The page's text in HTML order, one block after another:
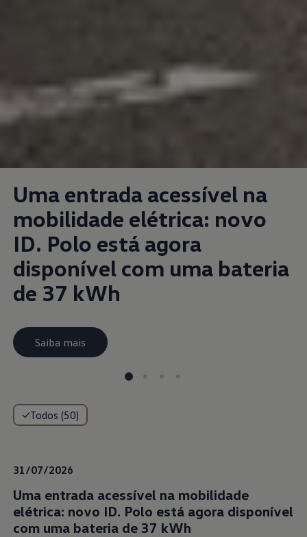
Uma entrada acessível na
mobilidade elétrica: novo
ID. Polo está agora
disponível com uma bateria
de 37 kWh
Saiba mais
Todos (50)
31/07/2026
Uma entrada acessível na mobilidade
elétrica: novo ID. Polo está agora disponível
com uma bateria de 37 kWh